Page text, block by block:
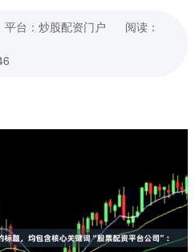
平台：炒股配资门户
阅读：